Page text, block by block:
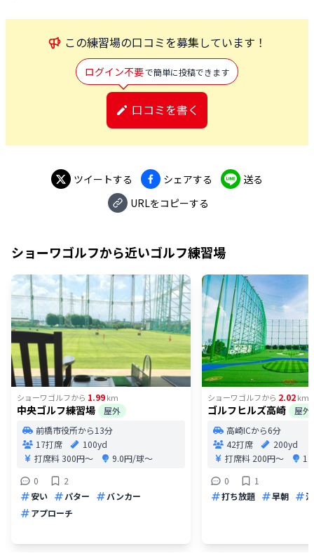
この練習場の口コミを募集しています！
ログイン不要で簡単に投稿できます
口コミを書く
ツイートする シェアする
送る
URLをコピーする
ショーワゴルフから近いゴルフ練習場
ショーワゴルフから 1.99km
中央ゴルフ練習場
屋外
前橋市役所から13分
17打席
100yd
打席料300円〜
9.0円/球〜
0
2
安い
パター
バンカー
アプローチ
ショーワゴルフから 2.02km
ゴルフヒルズ高崎
屋外
高崎ICから6分
42打席
200yd
打席料 200円〜
0
1
打ち放題
早朝